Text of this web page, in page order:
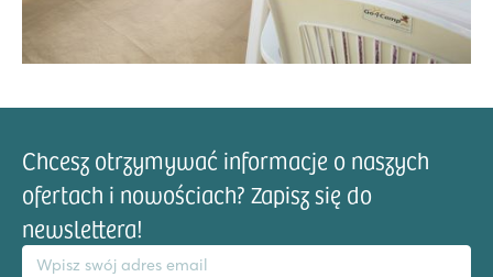
Chcesz otrzymywać informacje o naszych
ofertach i nowościach? Zapisz się do
newslettera!
email